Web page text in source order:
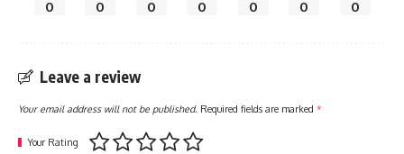
0 0 0 0 0 0 0
Leave a review
Your email address will not be published. Required fields are marked *
Your Rating